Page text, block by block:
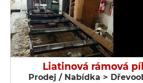
Liatinová rámová
Prodej / Nabídka >